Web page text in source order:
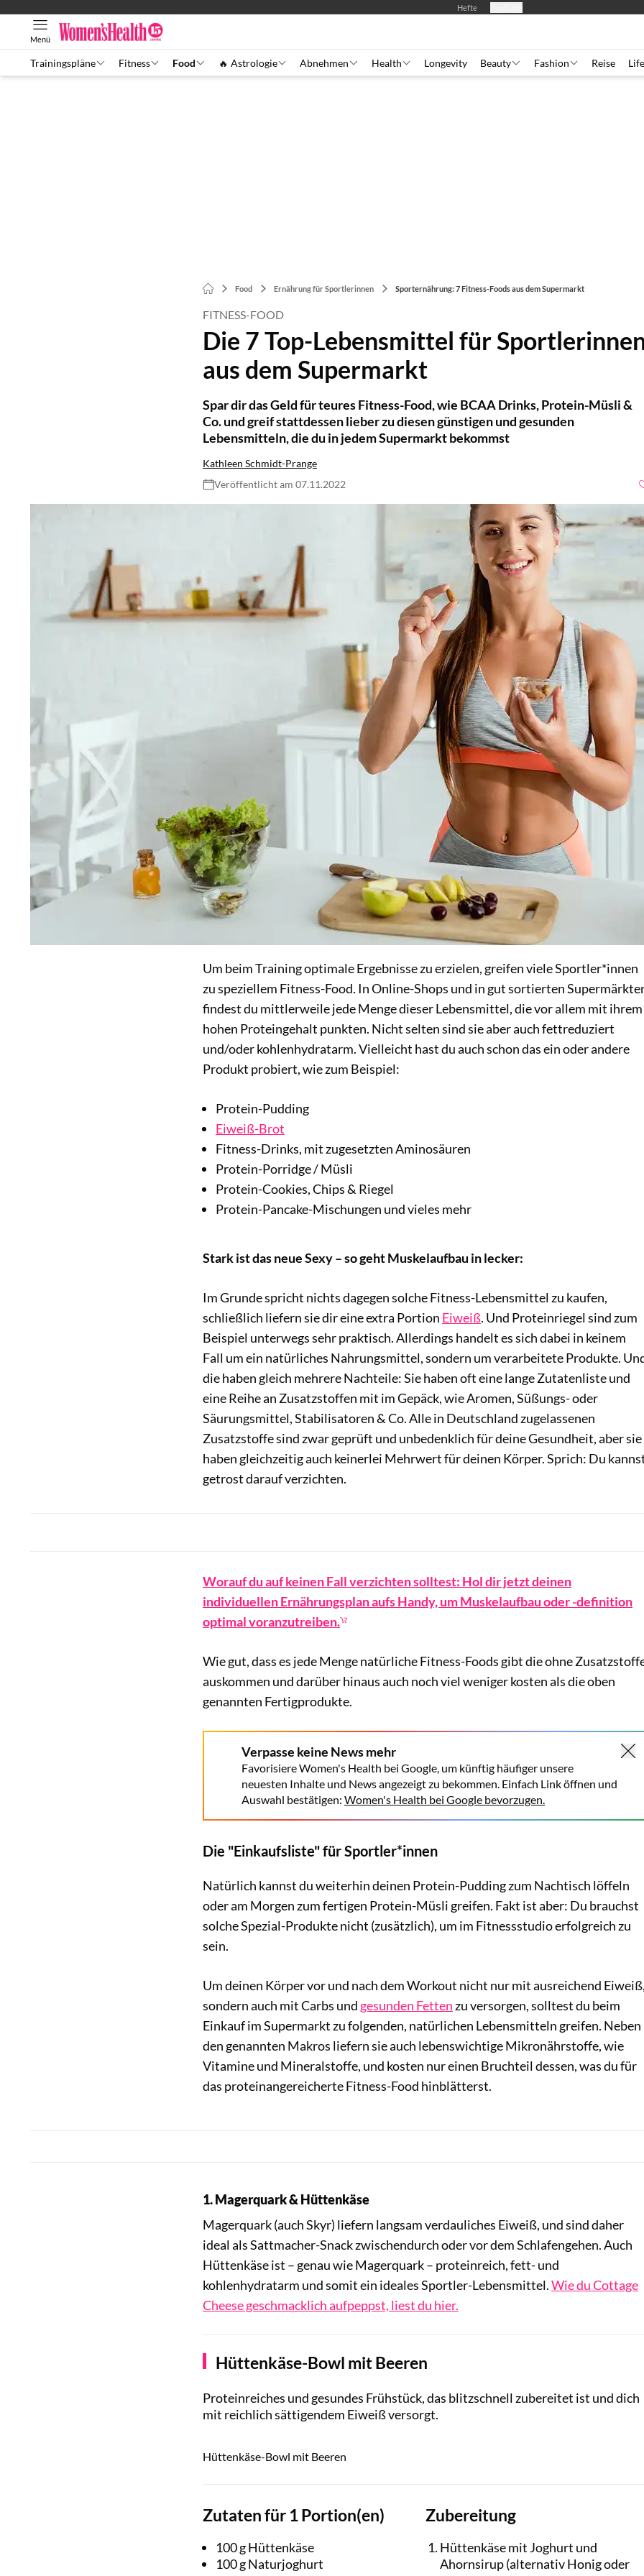
Hefte
Menü
Trainingspläne Fitness Food 🔥 Astrologie Abnehmen Health Longevity Beauty Fashion Reise Life
Food Ernährung für Sportlerinnen Sporternährung: 7 Fitness-Foods aus dem Supermarkt
FITNESS-FOOD
Die 7 Top-Lebensmittel für
aus dem Supermarkt
Spar dir das Geld für teures Fitness-Food, wie BCAA Drinks, Protein-Müsli &
Co. und greif stattdessen lieber zu diesen günstigen und gesunden
Lebensmitteln, die du in jedem Supermarkt bekommst
Kathleen Schmidt-Prange
Veröffentlicht am 07.11.2022
Um beim Training optimale Ergebnisse zu erzielen, greifen viele Sportler*innen
zu speziellem Fitness-Food. In Online-Shops und in gut sortierten
findest du mittlerweile jede Menge dieser Lebensmittel, die vor allem mit ihrem
hohen Proteingehalt punkten. Nicht selten sind sie aber auch fettreduziert
und/oder kohlenhydratarm. Vielleicht hast du auch schon das ein oder andere
Produkt probiert, wie zum Beispiel:
Protein-Pudding
Eiweiß-Brot
Fitness-Drinks, mit zugesetzten Aminosäuren
Protein-Porridge / Müsli
Protein-Cookies, Chips & Riegel
Protein-Pancake-Mischungen und vieles mehr
Stark ist das neue Sexy – so geht Muskelaufbau in lecker:
Im Grunde spricht nichts dagegen solche Fitness-Lebensmittel zu kaufen,
schließlich liefern sie dir eine extra Portion Eiweiß. Und Proteinriegel sind zum
Beispiel unterwegs sehr praktisch. Allerdings handelt es sich dabei in keinem
Fall um ein natürliches Nahrungsmittel, sondern um verarbeitete Produkte.
die haben gleich mehrere Nachteile: Sie haben oft eine lange Zutatenliste und
eine Reihe an Zusatzstoffen mit im Gepäck, wie Aromen, Süßungs- oder
Säurungsmittel, Stabilisatoren & Co. Alle in Deutschland zugelassenen
Zusatzstoffe sind zwar geprüft und unbedenklich für deine Gesundheit, aber sie
haben gleichzeitig auch keinerlei Mehrwert für deinen Körper. Sprich: Du
getrost darauf verzichten.
Worauf du auf keinen Fall verzichten solltest: Hol dir jetzt deinen
individuellen Ernährungsplan aufs Handy, um Muskelaufbau oder -definition
optimal voranzutreiben.
Wie gut, dass es jede Menge natürliche Fitness-Foods gibt die ohne
auskommen und darüber hinaus auch noch viel weniger kosten als die oben
genannten Fertigprodukte.
Verpasse keine News mehr
Favorisiere Women's Health bei Google, um künftig häufiger unsere
neuesten Inhalte und News angezeigt zu bekommen. Einfach Link öffnen und
Auswahl bestätigen: Women's Health bei Google bevorzugen.
Die "Einkaufsliste" für Sportler*innen
Natürlich kannst du weiterhin deinen Protein-Pudding zum Nachtisch löffeln
oder am Morgen zum fertigen Protein-Müsli greifen. Fakt ist aber: Du brauchst
solche Spezial-Produkte nicht (zusätzlich), um im Fitnessstudio erfolgreich zu
sein.
Um deinen Körper vor und nach dem Workout nicht nur mit ausreichend
sondern auch mit Carbs und gesunden Fettenzu versorgen, solltest du beim
Einkauf im Supermarkt zu folgenden, natürlichen Lebensmitteln greifen. Neben
den genannten Makros liefern sie auch lebenswichtige Mikronährstoffe, wie
Vitamine und Mineralstoffe, und kosten nur einen Bruchteil dessen, was du für
das proteinangereicherte Fitness-Food hinblätterst.
1. Magerquark & Hüttenkäse
Magerquark (auch Skyr) liefern langsam verdauliches Eiweiß, und sind daher
ideal als Sattmacher-Snack zwischendurch oder vor dem Schlafengehen. Auch
Hüttenkäse ist – genau wie Magerquark – proteinreich, fett- und
kohlenhydratarm und somit ein ideales Sportler-Lebensmittel.Wie du Cottage
Cheese geschmacklich aufpeppst, liest du hier.
Hüttenkäse-Bowl mit Beeren
Proteinreiches und gesundes Frühstück, das blitzschnell zubereitet ist und dich
mit reichlich sättigendem Eiweiß versorgt.
Hüttenkäse-Bowl mit Beeren
Zutaten für 1 Portion(en)
100 g Hüttenkäse
100 g Naturjoghurt
Zubereitung
Hüttenkäse mit Joghurt und
Ahornsirup (alternativ Honig oder